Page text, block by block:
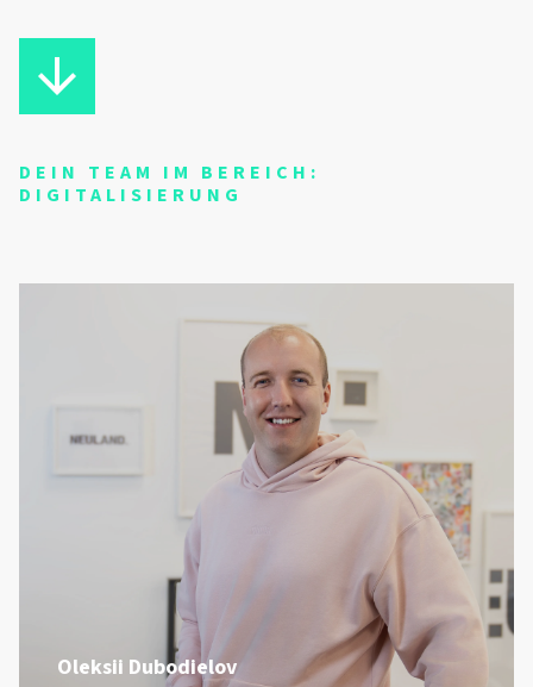
DEIN TEAM IM BEREICH:
DIGITALISIERUNG
Oleksii Dubodielov